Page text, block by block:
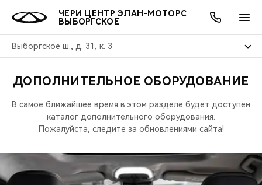
ЧЕРИ ЦЕНТР ЭЛАН-МОТОРС
ВЫБОРГСКОЕ
Выборгское ш., д. 31, к. 3
МОДЕЛИ
ВСЕ МОДЕЛИ
КРОССОВЕРЫ
ПОКУПАТЕЛЯМ
ВЫБОР И ПОКУПКА
ВЛАДЕЛЬЦАМ
ПОДДЕРЖКА
МИР CHERY
АКСЕССУАРЫ
CHERY В СОЦСЕТЯХ
АКЦИИ
ВЫГОДЫ И АКЦИИ
ОНЛАЙН СЕРВИСЫ
ВЫБОР И ПОКУПКА
О КОМПАНИИ
ДОПОЛНИТЕЛЬНОЕ ОБОРУДОВАНИЕ
В самое ближайшее время в этом разделе будет доступен
каталог дополнительного оборудования.
Пожалуйста, следите за обновлениями сайта!